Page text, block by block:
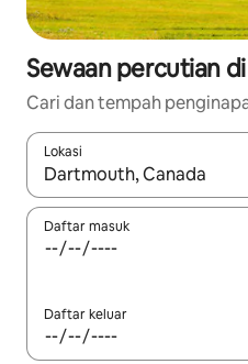
Sewaan percutian
Cari dan tempah
Lokasi
Apabila hasil tersedia,
Daftar masuk
Daftar keluar